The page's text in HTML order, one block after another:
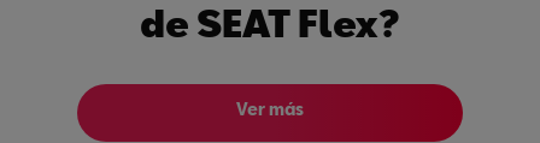
de SEAT Flex?
Ver más